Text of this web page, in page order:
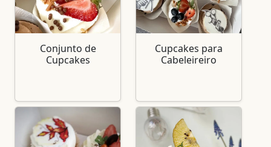
Conjunto de
Cupcakes
Cupcakes para
Cabeleireiro